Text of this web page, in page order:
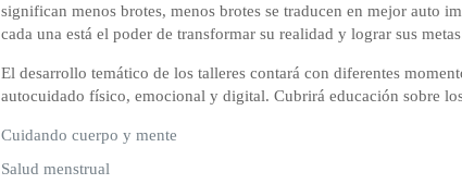
significan menos brotes, menos brotes se traducen en mejor auto
cada una está el poder de transformar su realidad y lograr sus
El desarrollo temático de los talleres contará con diferentes
autocuidado físico, emocional y digital. Cubrirá educación sobre
Cuidando cuerpo y mente
Salud menstrual